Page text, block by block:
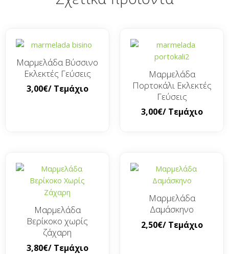
Μαρμελάδα Βύσσινο
Εκλεκτές Γεύσεις
3,00€/ Τεμάχιο
Μαρμελάδα
Πορτοκάλι Εκλεκτές
Γεύσεις
3,00€/ Τεμάχιο
Μαρμελάδα
Βερίκοκο χωρίς
ζάχαρη
3,80€/ Τεμάχιο
Μαρμελάδα
Δαμάσκηνο
2,50€/ Τεμάχιο